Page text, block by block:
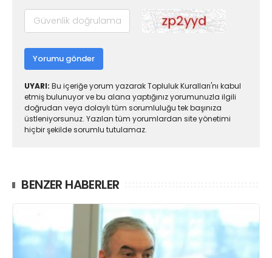
Yorumu gönder
UYARI: Bu içeriğe yorum yazarak Topluluk Kuralları'nı kabul
etmiş bulunuyor ve bu alana yaptığınız yorumunuzla ilgili
doğrudan veya dolaylı tüm sorumluluğu tek başınıza
üstleniyorsunuz. Yazılan tüm yorumlardan site yönetimi
hiçbir şekilde sorumlu tutulamaz.
BENZER HABERLER